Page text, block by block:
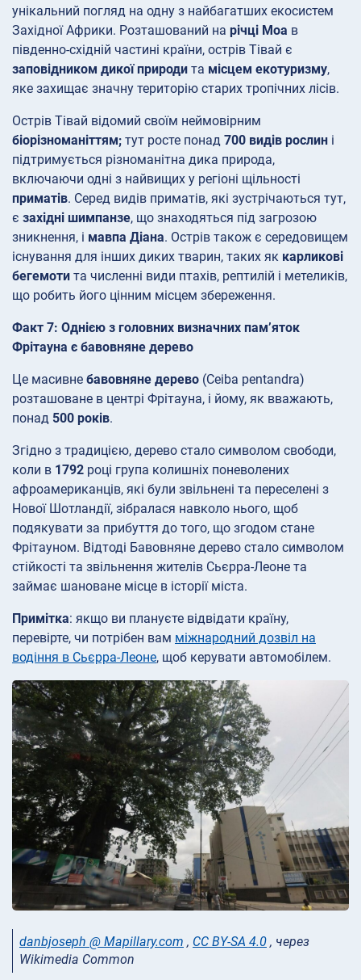
унікальний погляд на одну з найбагатших екосистем
Західної Африки. Розташований на річці Моа в
південно-східній частині країни, острів Тівай є
заповідником дикої природи та місцем екотуризму,
яке захищає значну територію старих тропічних лісів.
Острів Тівай відомий своїм неймовірним
біорізноманіттям; тут росте понад 700 видів рослин і
підтримується різноманітна дика природа,
включаючи одні з найвищих у регіоні щільності
приматів. Серед видів приматів, які зустрічаються тут,
є західні шимпанзе, що знаходяться під загрозою
зникнення, і мавпа Діана. Острів також є середовищем
існування для інших диких тварин, таких як карликові
бегемоти та численні види птахів, рептилій і метеликів,
що робить його цінним місцем збереження.
Факт 7: Однією з головних визначних пам’яток
Фрітауна є бавовняне дерево
Це масивне бавовняне дерево (Ceiba pentandra)
розташоване в центрі Фрітауна, і йому, як вважають,
понад 500 років.
Згідно з традицією, дерево стало символом свободи,
коли в 1792 році група колишніх поневолених
афроамериканців, які були звільнені та переселені з
Нової Шотландії, зібралася навколо нього, щоб
подякувати за прибуття до того, що згодом стане
Фрітауном. Відтоді Бавовняне дерево стало символом
стійкості та звільнення жителів Сьєрра-Леоне та
займає шановане місце в історії міста.
Примітка: якщо ви плануєте відвідати країну,
перевірте, чи потрібен вам міжнародний дозвіл на
водіння в Сьєрра-Леоне, щоб керувати автомобілем.
danbjoseph @ Mapillary.com , CC BY-SA 4.0 , через
Wikimedia Common